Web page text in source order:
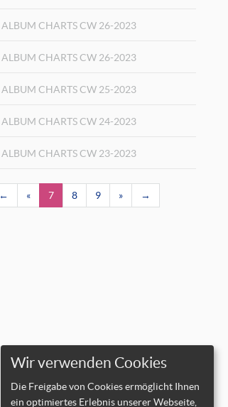
ALBUM CHARTS CW 26-2023
ALBUM CHARTS CW 26-2023
ALBUM CHARTS CW 25-2023
ALBUM CHARTS CW 24-2023
ALBUM CHARTS CW 23-2023
← « 7 8 9 » →
Wir verwenden Cookies
Die Freigabe von Cookies ermöglicht Ihnen
ein optimiertes Erlebnis unserer Webseite,